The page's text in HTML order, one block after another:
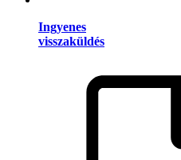
Ingyenes
visszaküldés